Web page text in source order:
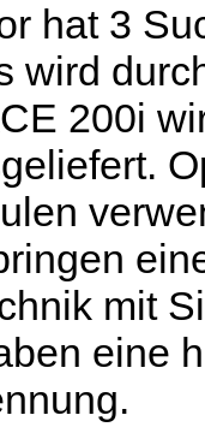
hat 3
wird
200i
mit
eine